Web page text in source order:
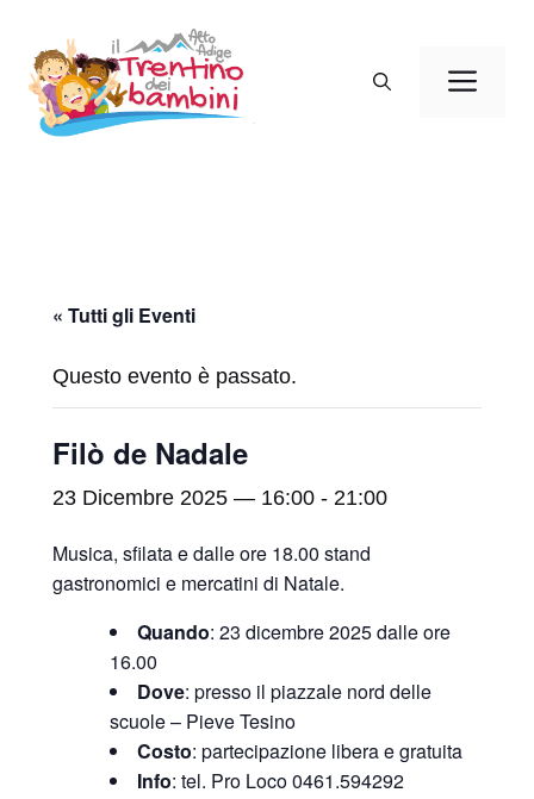
contenuto
« Tutti gli Eventi
Questo evento è passato.
Filò de Nadale
23 Dicembre 2025 — 16:00 - 21:00
Musica, sfilata e dalle ore 18.00 stand
gastronomici e mercatini di Natale.
Quando: 23 dicembre 2025 dalle ore
16.00
Dove: presso il piazzale nord delle
scuole – Pieve Tesino
Costo: partecipazione libera e gratuita
Info: tel. Pro Loco 0461.594292